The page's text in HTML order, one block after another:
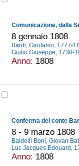
8 gennaio 1808
Bardi, Girolamo, 1777-
Giulio Giuseppe, 1730-
Anno: 1808
8 - 9 marzo 1808
Baldelli Boni, Giovan
Luc Jacques Edouard,
Anno: 1808